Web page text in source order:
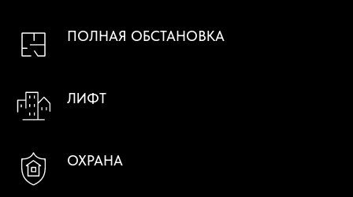
ПОЛНАЯ ОБСТАНОВКА
ЛИФТ
ОХРАНА